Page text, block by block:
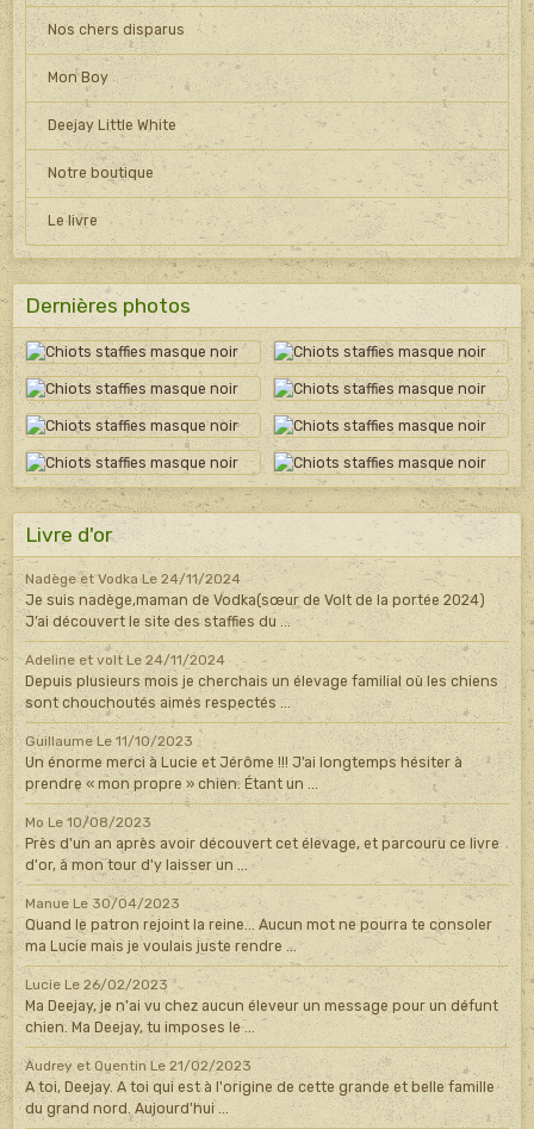
Nos chers disparus
Mon Boy
Deejay Little White
Notre boutique
Le livre
Dernières photos
Livre d'or
Nadège et Vodka Le 24/11/2024
Je suis nadège,maman de Vodka(sœur de Volt de la portée 2024)
J’ai découvert le site des staffies du ...
Adeline et volt Le 24/11/2024
Depuis plusieurs mois je cherchais un élevage familial où les chiens
sont chouchoutés aimés respectés ...
Guillaume Le 11/10/2023
Un énorme merci à Lucie et Jérôme !!! J’ai longtemps hésiter à
prendre « mon propre » chien. Étant un ...
Mo Le 10/08/2023
Près d'un an après avoir découvert cet élevage, et parcouru ce livre
d'or, à mon tour d'y laisser un ...
Manue Le 30/04/2023
Quand le patron rejoint la reine... Aucun mot ne pourra te consoler
ma Lucie mais je voulais juste rendre ...
Lucie Le 26/02/2023
Ma Deejay, je n'ai vu chez aucun éleveur un message pour un défunt
chien. Ma Deejay, tu imposes le ...
Audrey et Quentin Le 21/02/2023
A toi, Deejay. A toi qui est à l'origine de cette grande et belle famille
du grand nord. Aujourd'hui ...